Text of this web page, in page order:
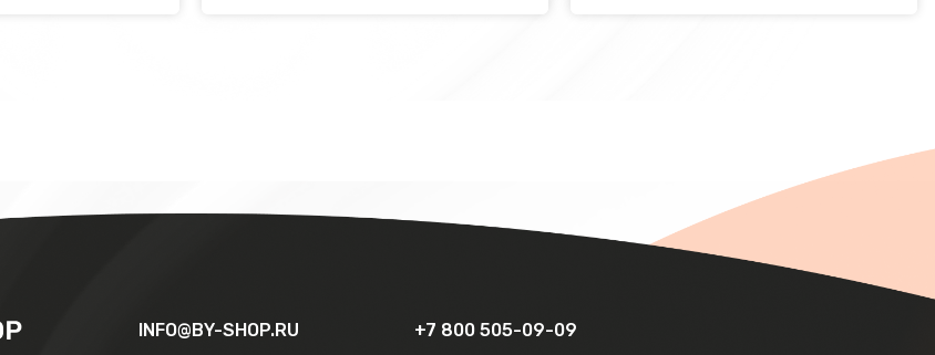
INFO@BY-SHOP.RU +7 800 505-09-09